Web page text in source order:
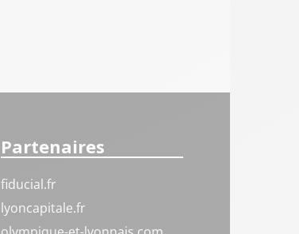
Partenaires
fiducial.fr
lyoncapitale.fr